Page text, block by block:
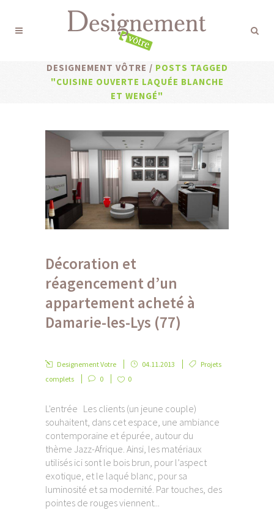
DESIGNEMENT VÔTRE / POSTS TAGGED
"CUISINE OUVERTE LAQUÉE BLANCHE
ET WENGÉ"
Décoration et
réagencement d’un
appartement acheté à
Damarie-les-Lys (77)
Designement Votre 04.11.2013
Projets
complets
0 0
L'entrée Les clients (un jeune couple)
souhaitent, dans cet espace, une ambiance
contemporaine et épurée, autour du
thème Jazz-Afrique. Ainsi, les matériaux
utilisés ici sont le bois brun, pour l’aspect
exotique, et le laqué blanc, pour sa
luminosité et sa modernité. Par touches, des
pointes de rouges viennent...